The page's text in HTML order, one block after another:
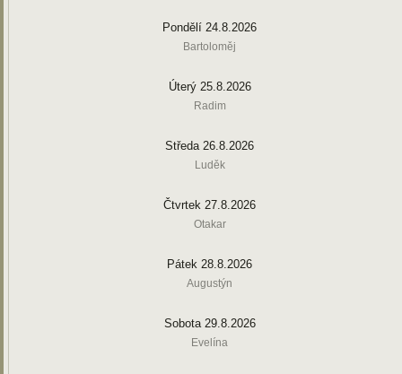
Pondělí 24.8.2026
Bartoloměj
Úterý 25.8.2026
Radim
Středa 26.8.2026
Luděk
Čtvrtek 27.8.2026
Otakar
Pátek 28.8.2026
Augustýn
Sobota 29.8.2026
Evelína